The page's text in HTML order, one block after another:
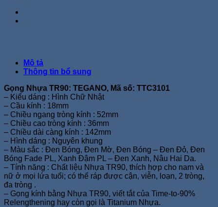
Mô tả
Thông tin bổ sung
Gọng Nhựa TR90: TEGANO, Mã số: TTC3101
– Kiểu dáng : Hình Chữ Nhật
– Cầu kính : 18mm
– Chiều ngang tròng kính : 52mm
– Chiều cao tròng kính : 36mm
– Chiều dài càng kính : 142mm
– Hình dáng : Nguyên khung
– Màu sắc : Đen Bóng, Đen Mờ, Đen Bóng – Đen Đỏ, Đen
Bóng Fade PL, Xanh Đậm PL – Đen Xanh, Nâu Hai Da.
– Tính năng : Chất liệu Nhựa TR90, thích hợp cho nam và
nữ ở mọi lứa tuổi; có thể ráp được cận, viễn, loạn, 2 tròng,
đa tròng .
– Gọng kính bằng Nhựa TR90, viết tắt của Time-to-90%
Relengthening hay còn gọi là Titanium Nhựa.